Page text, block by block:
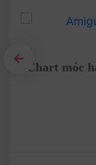
Chart móc